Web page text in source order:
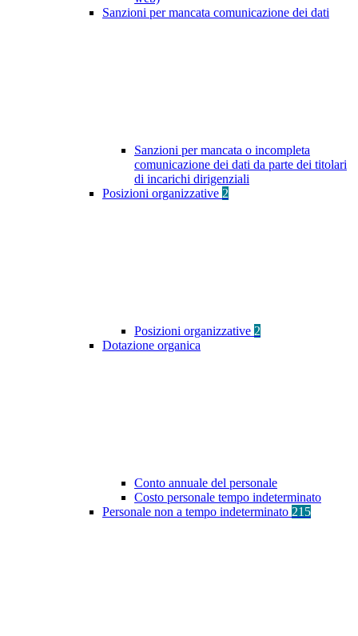
Sanzioni per mancata comunicazione dei dati
Sanzioni per mancata o incompleta
comunicazione dei dati da parte dei titolari
di incarichi dirigenziali
Posizioni organizzative 2
Posizioni organizzative 2
Dotazione organica
Conto annuale del personale
Costo personale tempo indeterminato
Personale non a tempo indeterminato 215